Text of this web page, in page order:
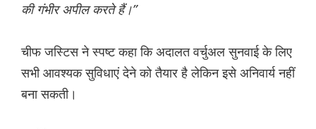
की गंभीर अपील करते हैं।”
चीफ जस्टिस ने स्पष्ट कहा कि अदालत वर्चुअल सुनवाई के लिए
सभी आवश्यक सुविधाएं देने को तैयार है लेकिन इसे अनिवार्य नहीं
बना सकती।